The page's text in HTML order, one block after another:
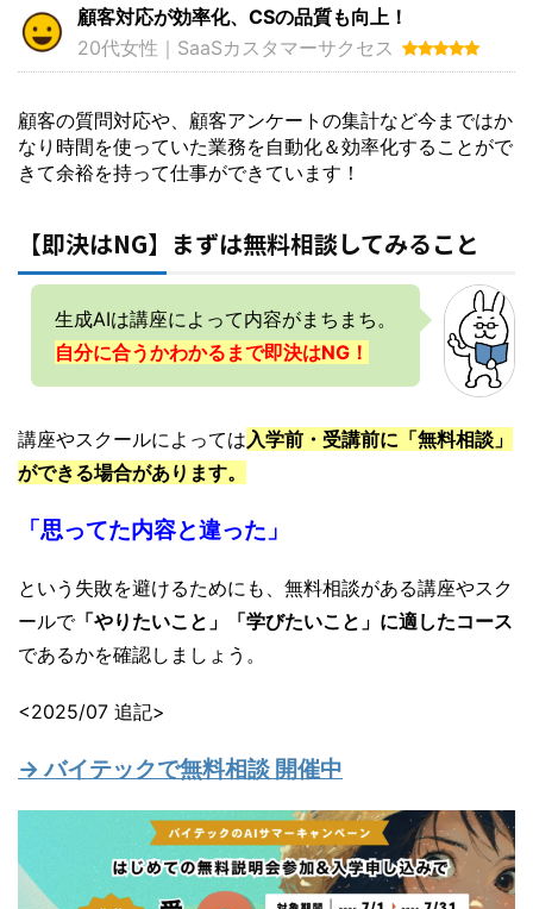
顧客対応が効率化、CSの品質も向上！
20代女性｜SaaSカスタマーサクセス
顧客の質問対応や、顧客アンケートの集計など今まではか
なり時間を使っていた業務を自動化＆効率化することがで
きて余裕を持って仕事ができています！
【即決はNG】まずは無料相談してみること
生成AIは講座によって内容がまちまち。
自分に合うかわかるまで即決はNG！
講座やスクールによっては 入学前・受講前に「無料相談」
ができる場合があります。
「思ってた内容と違った」
という失敗を避けるためにも、無料相談がある講座やスク
ールで「やりたいこと」「学びたいこと」に適したコース
であるかを確認しましょう。
<2025/07 追記>
→ バイテックで無料相談 開催中